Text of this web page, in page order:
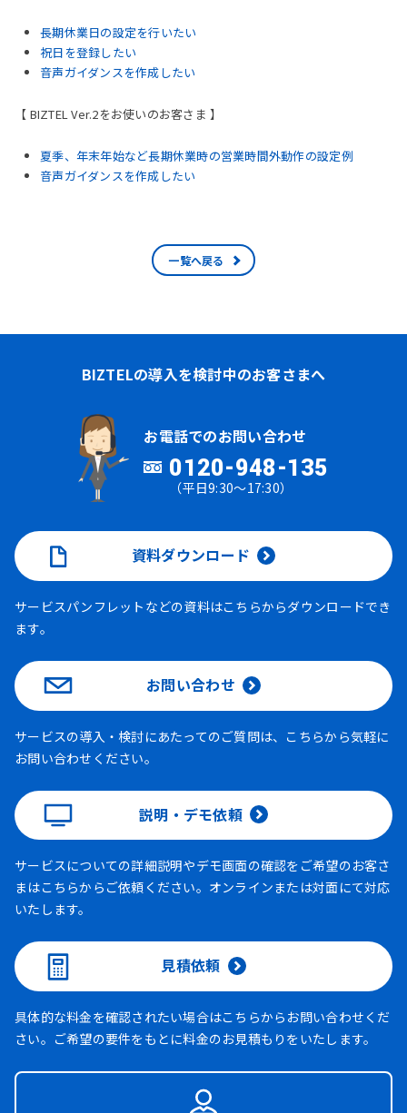
長期休業日の設定を行いたい
祝日を登録したい
音声ガイダンスを作成したい
【 BIZTEL Ver.2をお使いのお客さま 】
夏季、年末年始など長期休業時の営業時間外動作の設定例
音声ガイダンスを作成したい
一覧へ戻る
BIZTELの導入を検討中のお客さまへ
お電話でのお問い合わせ
0120-948-135
（平日9:30～17:30）
資料ダウンロード
サービスパンフレットなどの資料はこちらからダウンロードでき
ます。
お問い合わせ
サービスの導入・検討にあたってのご質問は、こちらから気軽に
お問い合わせください。
説明・デモ依頼
サービスについての詳細説明やデモ画面の確認をご希望のお客さ
まはこちらからご依頼ください。オンラインまたは対面にて対応
いたします。
見積依頼
具体的な料金を確認されたい場合はこちらからお問い合わせくだ
さい。ご希望の要件をもとに料金のお見積もりをいたします。